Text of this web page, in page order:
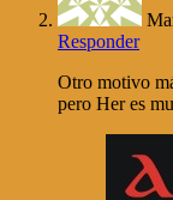
Responder
Otro motivo
pero Her es